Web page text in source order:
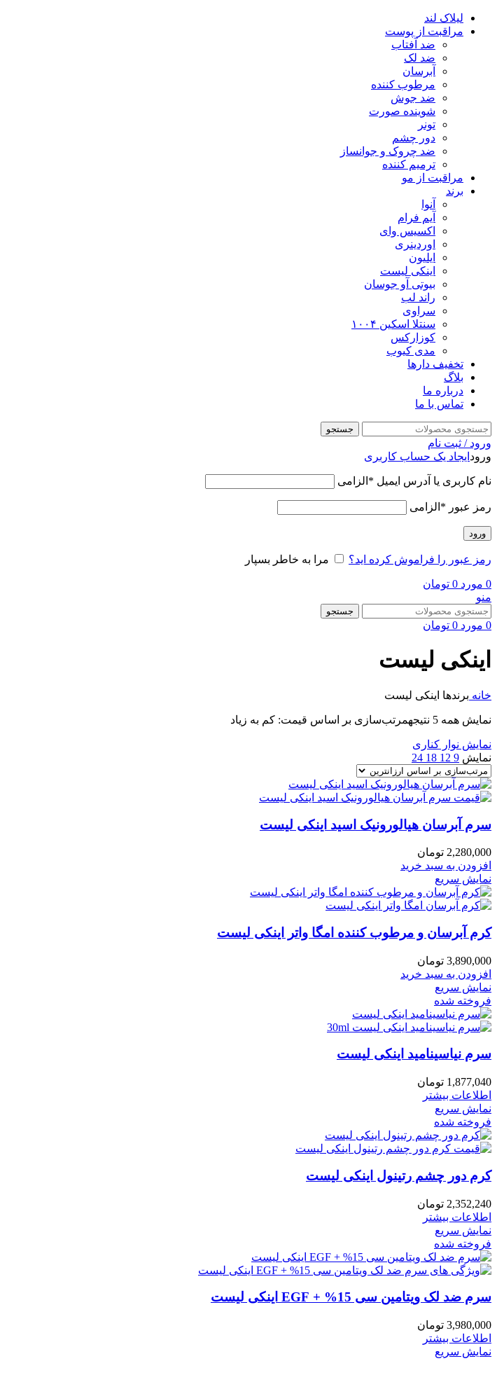
لیلاک لند
مراقبت از پوست
ضد آفتاب
ضد لک
آبرسان
مرطوب کننده
ضد جوش
شوینده صورت
تونر
دور چشم
ضد چروک و جوانساز
ترمیم کننده
مراقبت از مو
برند
آنوا
آیم فرام
اکسیس وای
اوردینری
ایلیون
اینکی لیست
بیوتی آو جوسان
راند لب
سراوی
سنتلا اسکین ۱۰۰۴
کوزارکس
مدی کیوب
تخفیف دارها
بلاگ
درباره ما
تماس با ما
جستجو
ورود / ثبت نام
ورود ایجاد یک حساب کاربری
نام کاربری یا آدرس ایمیل * الزامی
رمز عبور * الزامی
ورود
رمز عبور را فراموش کرده اید؟ مرا به خاطر بسپار
0 مورد 0 تومان
منو
جستجو
0 مورد 0 تومان
اینکی لیست
خانه برندها اینکی لیست
نمایش همه 5 نتیجه مرتب‌سازی بر اساس قیمت: کم به زیاد
نمایش نوار کناری
نمایش 9
12
18
24
سرم آبرسان هیالورونیک اسید اینکی لیست
2,280,000 تومان
افزودن به سبد خرید
نمایش سریع
کرم آبرسان و مرطوب کننده امگا واتر اینکی لیست
3,890,000 تومان
افزودن به سبد خرید
نمایش سریع
فروخته شده
سرم نیاسینامید اینکی لیست
1,877,040 تومان
اطلاعات بیشتر
نمایش سریع
فروخته شده
کرم دور چشم رتینول اینکی لیست
2,352,240 تومان
اطلاعات بیشتر
نمایش سریع
فروخته شده
سرم ضد لک ویتامین سی 15% + EGF اینکی لیست
3,980,000 تومان
اطلاعات بیشتر
نمایش سریع